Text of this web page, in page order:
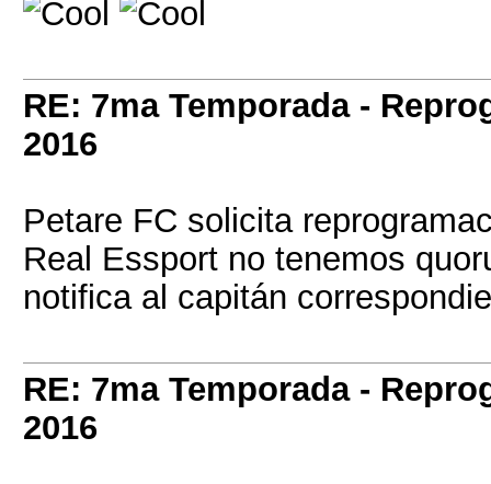
RE: 7ma Temporada -
2016
Petare FC solicita
Real Essport no tenemos
notifica al capitán
RE: 7ma Temporada -
2016